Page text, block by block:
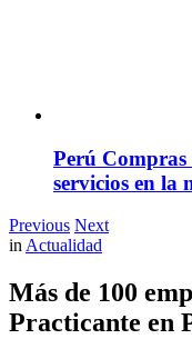
Perú Compras
servicios en la
Previous Next
inActualidad
Más de 100
Practicante en